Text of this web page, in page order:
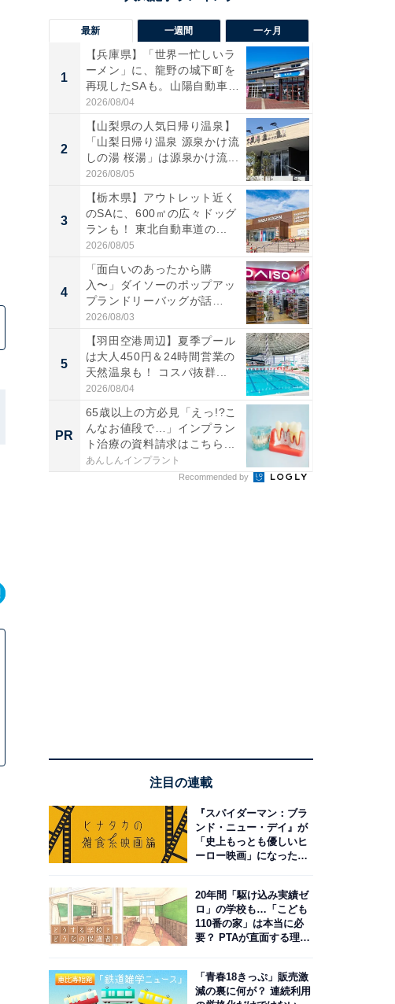
最新 一週間 一ヶ月
1
【兵庫県】「世界一忙しいラ
ーメン」に、龍野の城下町を
再現したSAも。山陽自動車
道...
2026/08/04
2
【山梨県の人気日帰り温泉】
「山梨日帰り温泉 源泉かけ流
しの湯 桜湯」は源泉かけ流...
2026/08/05
3
【栃木県】アウトレット近く
のSAに、600㎡の広々ドッグ
ランも！ 東北自動車道の...
2026/08/05
4
「面白いのあったから購
入〜」ダイソーのポップアッ
プランドリーバッグが話
題。“さま...
2026/08/03
5
【羽田空港周辺】夏季プール
は大人450円＆24時間営業の
天然温泉も！ コスパ抜群...
2026/08/04
PR
65歳以上の方必見「えっ!?こ
んなお値段で…」インプラン
ト治療の資料請求はこちら...
あんしんインプラント
Recommended by
注目の連載
『スパイダーマン：ブラ
ンド・ニュー・デイ』が
「史上もっとも優しいヒ
ーロー映画」になった理
20年間「駆け込み実績ゼ
ロ」の学校も…「こども
110番の家」は本当に必
要？ PTAが直面する理想
「青春18きっぷ」販売激
減の裏に何が？ 連続利用